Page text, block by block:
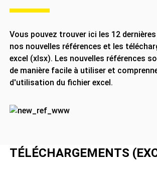
Vous pouvez trouver ici les 12
nos nouvelles références et les
excel (xlsx). Les nouvelles références
de manière facile à utiliser et
d'utilisation du fichier excel.
TÉLÉCHARGEMENTS